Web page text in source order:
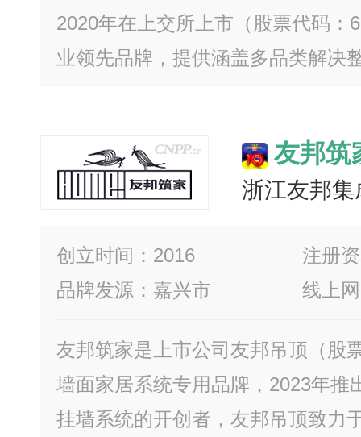
2020年在上交所上市（股票代码：
业领先品牌，提供涵盖多品类解决
友邦筑
浙江友邦
创立时间：2016
注册
品牌发源：嘉兴市
线上
友邦筑家是上市公司友邦吊顶（股
墙面家居系统专用品牌，2023年推
挂墙系统的开创者，友邦吊顶致力